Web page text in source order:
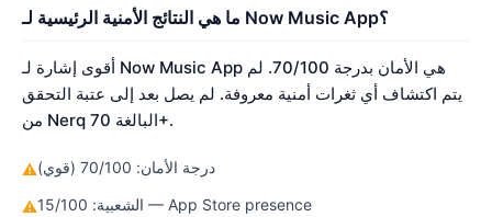
ما هي النتائج الأمنية الرئيسية لـ Now Music App؟
أقوى إشارة لـ Now Music App هي الأمان بدرجة 70/100. لم
يتم اكتشاف أي ثغرات أمنية معروفة. لم يصل بعد إلى عتبة التحقق
من Nerq البالغة 70+.
⚠ درجة الأمان: 70/100 (قوي)
⚠ الشعبية: 15/100 — App Store presence